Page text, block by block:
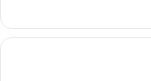
Studio
Premium
le
type
de